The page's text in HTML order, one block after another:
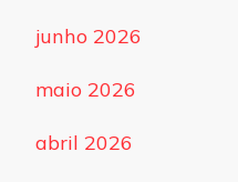
junho 2026
maio 2026
abril 2026